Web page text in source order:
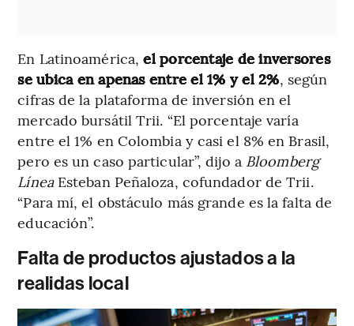
En Latinoamérica, el porcentaje de inversores
se ubica en apenas entre el 1% y el 2%, según
cifras de la plataforma de inversión en el
mercado bursátil Trii. “El porcentaje varía
entre el 1% en Colombia y casi el 8% en Brasil,
pero es un caso particular”, dijo a Bloomberg
LíneaEsteban Peñaloza, cofundador de Trii.
“Para mí, el obstáculo más grande es la falta de
educación”.
Falta de productos ajustados a la
realidas local